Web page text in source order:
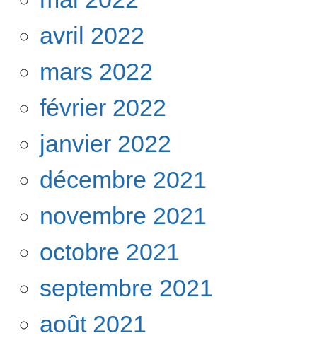
avril 2022
mars 2022
février 2022
janvier 2022
décembre 2021
novembre 2021
octobre 2021
septembre 2021
août 2021